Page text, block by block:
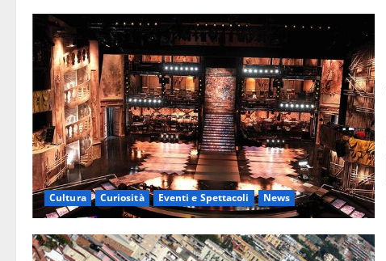
Cultura Curiosità Eventi e Spettacoli News